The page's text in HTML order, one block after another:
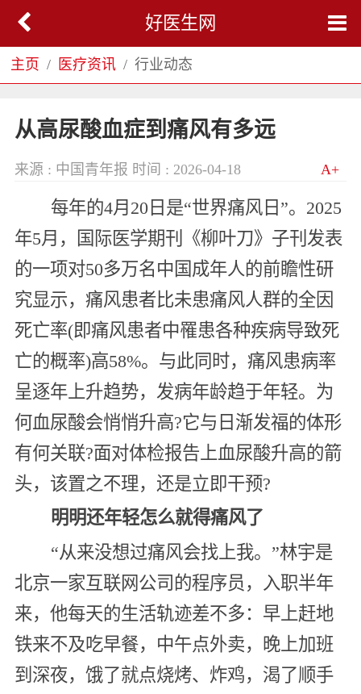
好医生网
主页 医疗资讯 行业动态
从高尿酸血症到痛风有多远
来源 : 中国青年报 时间 : 2026-04-18 A+
每年的4月20日是“世界痛风日”。2025
年5月，国际医学期刊《柳叶刀》子刊发表
的一项对50多万名中国成年人的前瞻性研
究显示，痛风患者比未患痛风人群的全因
死亡率(即痛风患者中罹患各种疾病导致死
亡的概率)高58%。与此同时，痛风患病率
呈逐年上升趋势，发病年龄趋于年轻。为
何血尿酸会悄悄升高?它与日渐发福的体形
有何关联?面对体检报告上血尿酸升高的箭
头，该置之不理，还是立即干预?
明明还年轻怎么就得痛风了
“从来没想过痛风会找上我。”林宇是
北京一家互联网公司的程序员，入职半年
来，他每天的生活轨迹差不多：早上赶地
铁来不及吃早餐，中午点外卖，晚上加班
到深夜，饿了就点烧烤、炸鸡，渴了顺手